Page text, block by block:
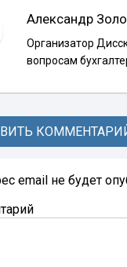
Александр
Организатор
вопросам
email не будет